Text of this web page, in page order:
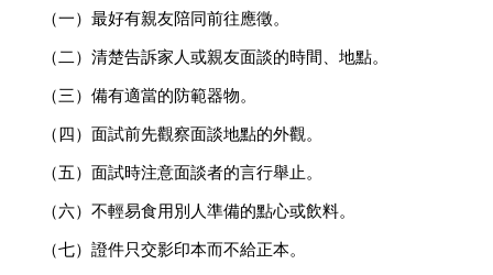
（一）最好有親友陪同前往應徵。
（二）清楚告訴家人或親友面談的時間、地點。
（三）備有適當的防範器物。
（四）面試前先觀察面談地點的外觀。
（五）面試時注意面談者的言行舉止。
（六）不輕易食用別人準備的點心或飲料。
（七）證件只交影印本而不給正本。